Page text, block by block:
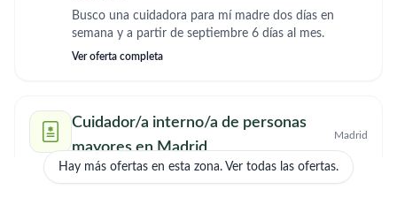
Busco una cuidadora para mí madre dos días en
semana y a partir de septiembre 6 días al mes.
Ver oferta completa
Cuidador/a interno/a de personas
mayores en Madrid
Madrid
Necesito interna cuidar persona mayor tengo
Hay más ofertas en esta zona. Ver todas las ofertas.